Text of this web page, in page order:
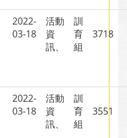
2022-
03-18
活動
資
訊、
訓
育
組
3718
2022-
03-18
活動
資
訊、
訓
育
組
3551